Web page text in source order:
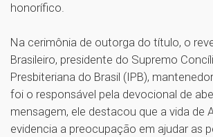
honorífico.
Na cerimônia de outorga do título, o
Brasileiro, presidente do Supremo
Presbiteriana do Brasil (IPB),
foi o responsável pela devocional de
mensagem, ele destacou que a vida de
evidencia a preocupação em ajudar as